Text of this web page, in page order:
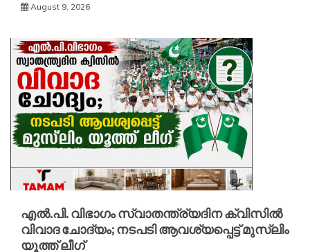
August 9, 2026
എൽ.പി. വിഭാഗം സ്വാതന്ത്ര്യദിന ക്വിസിൽ
വിവാദ ചോദ്യം; നടപടി ആവശ്യപ്പെട്ട് മുസ്‌ലിം
യൂത്ത് ലീഗ്